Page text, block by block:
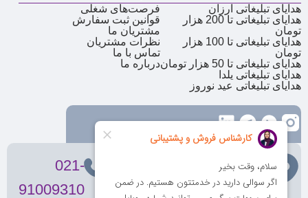
هدایای تبلیغاتی ارزان
هدایای تبلیغاتی تا 200 هزار
تومان
هدایای تبلیغاتی تا 100 هزار
تومان
هدایای تبلیغاتی تا 50 هزار تومان
هدایای تبلیغاتی یلدا
هدایای تبلیغاتی عید نوروز
فرصت‌های شغلی
قوانین ثبت سفارش
مشتریان ما
نظرات مشتریان
تماس با ما
درباره ما
تهران، ولیعصر، بالاتر از بهشتی،
بن‌بست پردیس، پلاک 12
021-
91009310